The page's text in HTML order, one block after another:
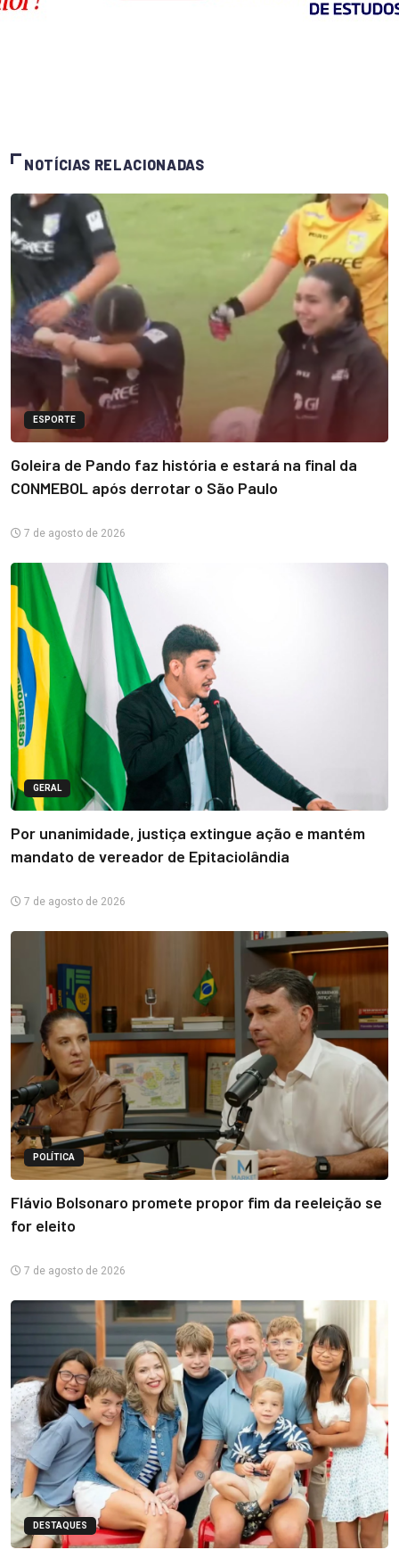
NOTÍCIAS RELACIONADAS
ESPORTE
Goleira de Pando faz história e estará na final da
CONMEBOL após derrotar o São Paulo
7 de agosto de 2026
GERAL
Por unanimidade, justiça extingue ação e mantém
mandato de vereador de Epitaciolândia
7 de agosto de 2026
POLÍTICA
Flávio Bolsonaro promete propor fim da reeleição se
for eleito
7 de agosto de 2026
DESTAQUES